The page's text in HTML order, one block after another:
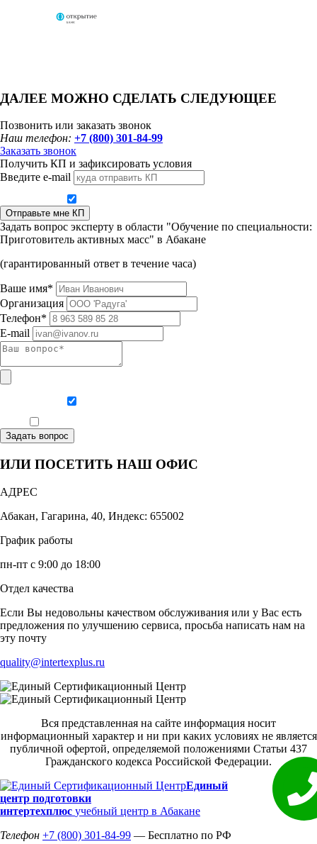
ДАЛЕЕ МОЖНО СДЕЛАТЬ СЛЕДУЮЩЕЕ
Позвонить или заказать звонок
Наш телефон: +7 (800) 301-84-99
Заказать звонок
Получить КП и зафиксировать условия
Введите e-mail
Отправьте мне КП
Задать вопрос эксперту в области "Обучение по специальности:
Приготовитель активных масс" в Абакане
(гарантированный ответ в течение часа)
Ваше имя*
Организация
Телефон*
E-mail
Задать вопрос
ИЛИ ПОСЕТИТЬ НАШ ОФИС
АДРЕС
Абакан, Гагарина, 40, Индекс: 655002
График работы
пн-пт с 9:00 до 18:00
Отдел качества
Если Вы недовольны качеством обслуживания или у Вас есть
предложения по улучшению сервиса, просьба написать нам на
эту почту
quality@intertexplus.ru
Вся представленная на сайте информация носит
информационный характер и ни при каких условиях не является
публичной офертой, определяемой положениями Статьи 437
Гражданского кодекса Российской Федерации.
Единый
центр подготовки
интертехплюс учебный центр в Абакане
Телефон +7 (800) 301-84-99 — Бесплатно по РФ